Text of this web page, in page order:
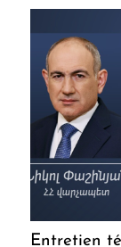
Entretien